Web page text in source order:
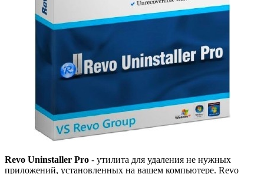
Revo Uninstaller Pro - утилита для удаления не нужных
приложений, установленных на вашем компьютере. Revo